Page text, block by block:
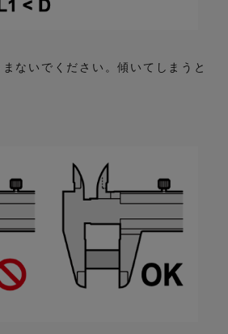
ないでください。傾いてしまうと